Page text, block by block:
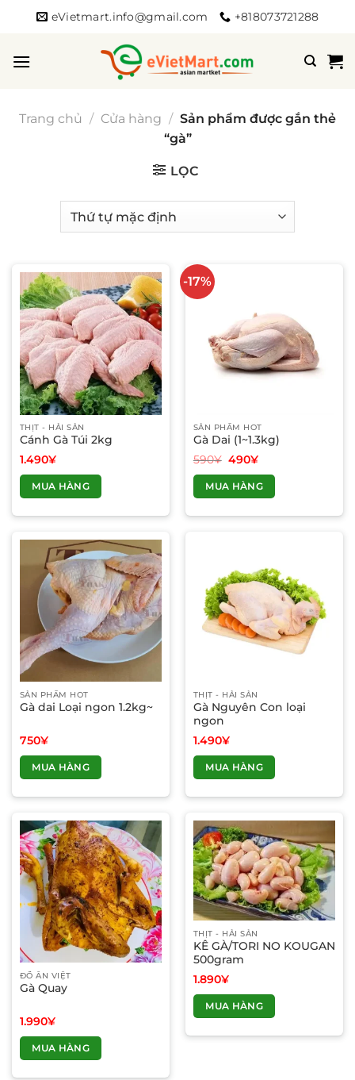
dung
eVietmart.info@gmail.com +818073721288
Trang chủ / Cửa hàng / Sản phẩm được gắn thẻ
“gà”
LỌC
THỊT - HẢI SẢN
Cánh Gà Túi 2kg
1.490¥
MUA HÀNG
-17%
SẢN PHẨM HOT
Gà Dai (1~1.3kg)
590¥ Giá
là:
590¥.
490¥Giá
tại
là:
490¥.
MUA HÀNG
SẢN PHẨM HOT
Gà dai Loại ngon 1.2kg~
750¥
MUA HÀNG
THỊT - HẢI SẢN
Gà Nguyên Con loại
ngon
1.490¥
MUA HÀNG
ĐỒ ĂN VIỆT
Gà Quay
1.990¥
MUA HÀNG
THỊT - HẢI SẢN
KÊ GÀ/TORI NO KOUGAN
500gram
1.890¥
MUA HÀNG